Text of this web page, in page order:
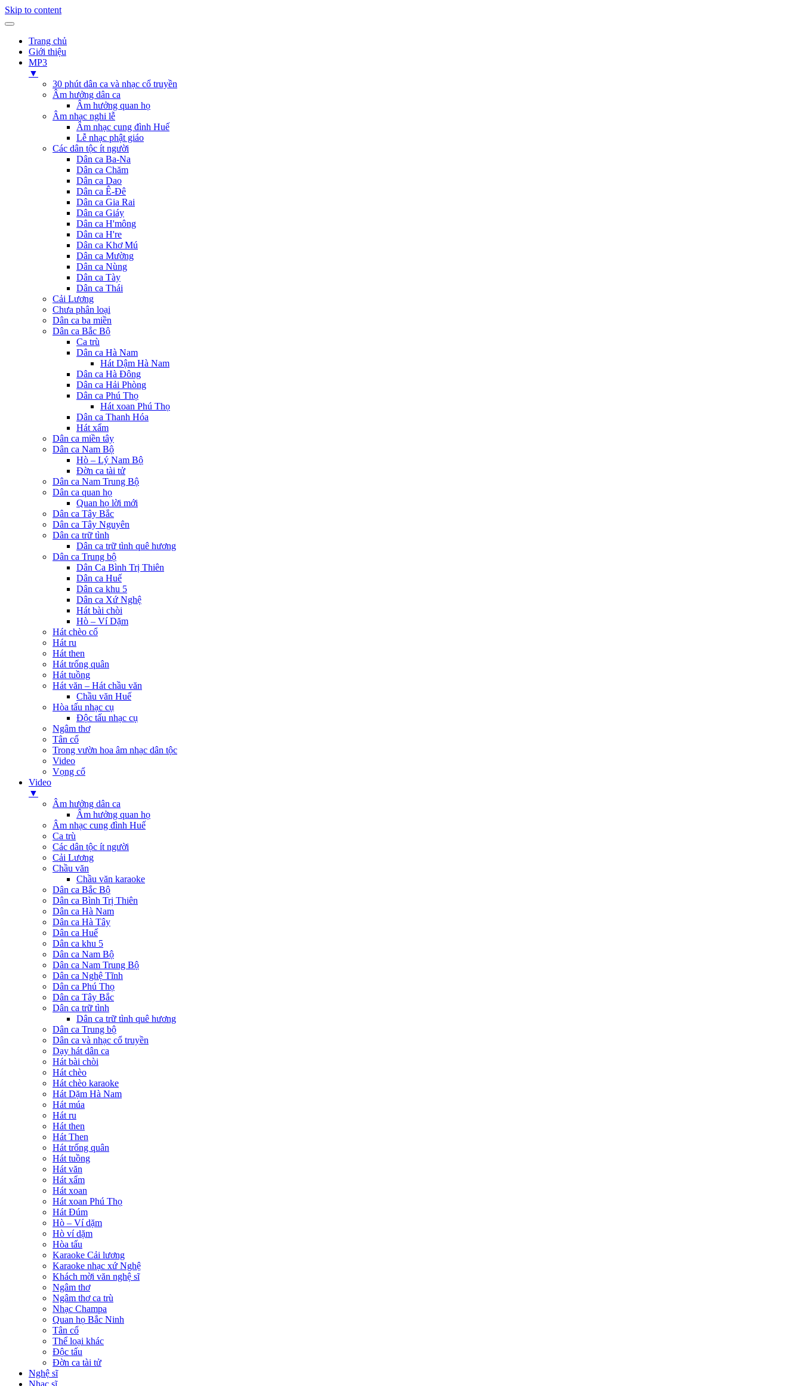
Skip to content
Trang chủ
Giới thiệu
MP3
▼
30 phút dân ca và nhạc cổ truyền
Âm hưởng dân ca
Âm hưởng quan họ
Âm nhạc nghi lễ
Âm nhạc cung đình Huế
Lễ nhạc phật giáo
Các dân tộc ít người
Dân ca Ba-Na
Dân ca Chăm
Dân ca Dao
Dân ca Ê-Đê
Dân ca Gia Rai
Dân ca Giáy
Dân ca H'mông
Dân ca H're
Dân ca Khơ Mú
Dân ca Mường
Dân ca Nùng
Dân ca Tày
Dân ca Thái
Cải Lương
Chưa phân loại
Dân ca ba miền
Dân ca Bắc Bộ
Ca trù
Dân ca Hà Nam
Hát Dậm Hà Nam
Dân ca Hà Đông
Dân ca Hải Phòng
Dân ca Phú Thọ
Hát xoan Phú Thọ
Dân ca Thanh Hóa
Hát xẩm
Dân ca miền tây
Dân ca Nam Bộ
Hò – Lý Nam Bộ
Đờn ca tài tử
Dân ca Nam Trung Bộ
Dân ca quan họ
Quan họ lời mới
Dân ca Tây Bắc
Dân ca Tây Nguyên
Dân ca trữ tình
Dân ca trữ tình quê hương
Dân ca Trung bộ
Dân Ca Bình Trị Thiên
Dân ca Huế
Dân ca khu 5
Dân ca Xứ Nghệ
Hát bài chòi
Hò – Ví Dặm
Hát chèo cổ
Hát ru
Hát then
Hát trống quân
Hát tuồng
Hát văn – Hát chầu văn
Chầu văn Huế
Hòa tấu nhạc cụ
Độc tấu nhạc cụ
Ngâm thơ
Tân cổ
Trong vườn hoa âm nhạc dân tộc
Video
Vọng cổ
Video
▼
Âm hưởng dân ca
Âm hưởng quan họ
Âm nhạc cung đình Huế
Ca trù
Các dân tộc ít người
Cải Lương
Chầu văn
Chầu văn karaoke
Dân ca Bắc Bộ
Dân ca Bình Trị Thiên
Dân ca Hà Nam
Dân ca Hà Tây
Dân ca Huế
Dân ca khu 5
Dân ca Nam Bộ
Dân ca Nam Trung Bộ
Dân ca Nghệ Tĩnh
Dân ca Phú Thọ
Dân ca Tây Bắc
Dân ca trữ tình
Dân ca trữ tình quê hương
Dân ca Trung bộ
Dân ca và nhạc cổ truyền
Dạy hát dân ca
Hát bài chòi
Hát chèo
Hát chèo karaoke
Hát Dặm Hà Nam
Hát múa
Hát ru
Hát then
Hát Then
Hát trống quân
Hát tuồng
Hát văn
Hát xẩm
Hát xoan
Hát xoan Phú Thọ
Hát Đúm
Hò – Ví dặm
Hò ví dặm
Hòa tấu
Karaoke Cải lương
Karaoke nhạc xứ Nghệ
Khách mời văn nghệ sĩ
Ngâm thơ
Ngâm thơ ca trù
Nhạc Champa
Quan họ Bắc Ninh
Tân cổ
Thể loại khác
Độc tấu
Đờn ca tài tử
Nghệ sĩ
Nhạc sĩ